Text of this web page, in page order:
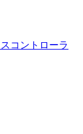
コントローラ